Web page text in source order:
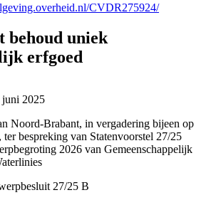
CVDR275924/
behoud uniek
erfgoed
juni 2025
Noord-Brabant, in vergadering bijeen op
bespreking van Statenvoorstel 27/25
2026 van Gemeenschappelijk
27/25 B